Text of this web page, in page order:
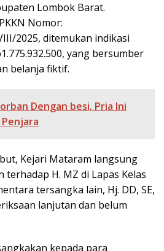
Lombok Barat.
Nomor:
2025, ditemukan indikasi
yang bersumber
belanja fiktif.
Dengan besi, Pria Ini
Kejari Mataram langsung
terhadap H. MZ di Lapas Kelas
tersangka lain, Hj. DD, SE,
lanjutan dan belum
kepada para